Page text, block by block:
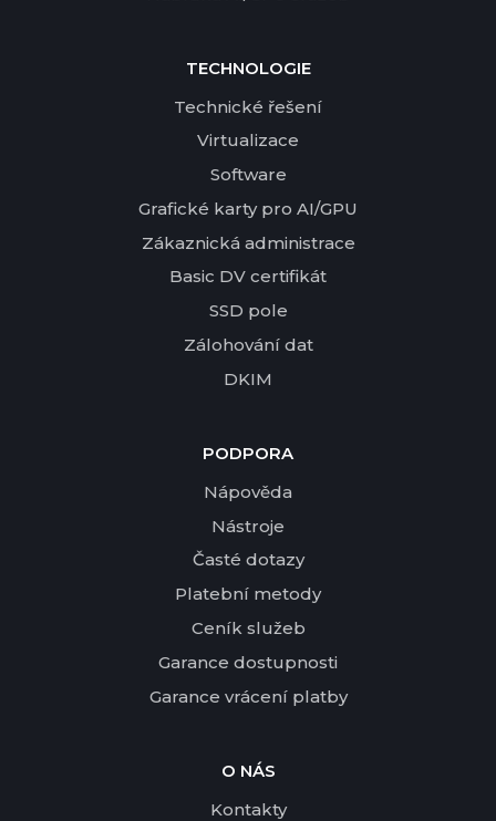
TECHNOLOGIE
Technické řešení
Virtualizace
Software
Grafické karty pro AI/GPU
Zákaznická administrace
Basic DV certifikát
SSD pole
Zálohování dat
DKIM
PODPORA
Nápověda
Nástroje
Časté dotazy
Platební metody
Ceník služeb
Garance dostupnosti
Garance vrácení platby
O NÁS
Kontakty